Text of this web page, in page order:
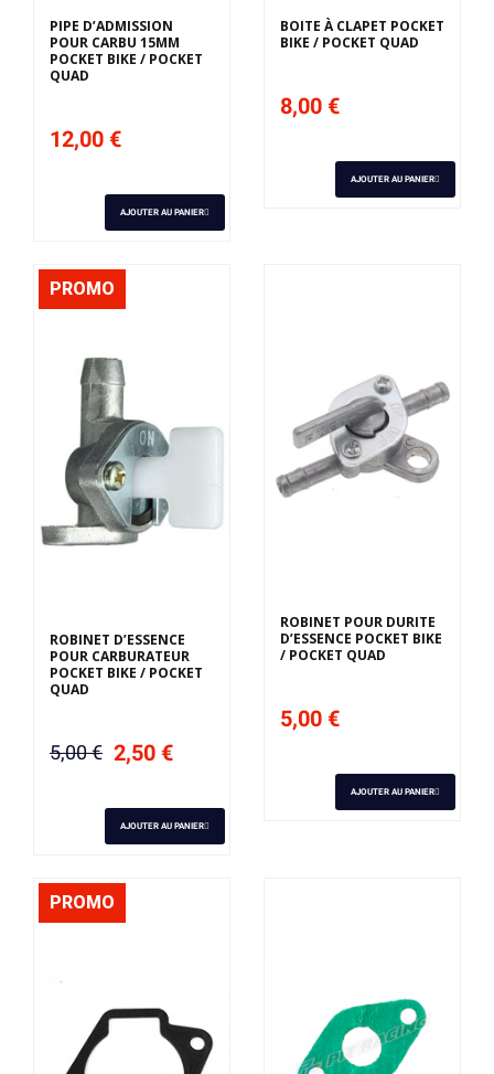
PIPE D’ADMISSION
POUR CARBU 15MM
POCKET BIKE / POCKET
QUAD
12,00 €
AJOUTER AU PANIER
BOITE À CLAPET POCKET
BIKE / POCKET QUAD
8,00 €
AJOUTER AU PANIER
PROMO
ROBINET D’ESSENCE
POUR CARBURATEUR
POCKET BIKE / POCKET
QUAD
5,00 € 2,50 €
AJOUTER AU PANIER
ROBINET POUR DURITE
D’ESSENCE POCKET BIKE
/ POCKET QUAD
5,00 €
AJOUTER AU PANIER
PROMO